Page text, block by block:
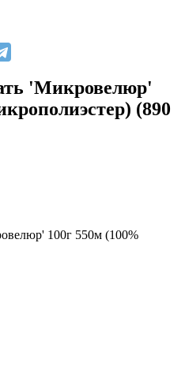
'Микровелюр'
(890
100г 550м (100%